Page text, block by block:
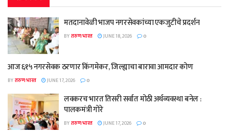
मतदानावेळी भाजप नगरसेवकांच्या एकजुटीचे प्रदर्शन
BYतरुण भारत JUNE 18, 2026 0
आज ६१५ नगरसेवक ठरणार किंगमेकर, जिल्ह्याचा बारावा आमदार कोण
BYतरुण भारत JUNE 17, 2026 0
लवकरच भारत तिसरी सर्वात मोठी अर्थव्यवस्था बनेल :
पालकमंत्री गोरे
BYतरुण भारत JUNE 17, 2026 0